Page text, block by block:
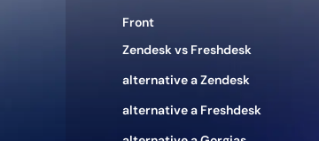
Front
Zendesk vs Freshdesk
alternative a Zendesk
alternative a Freshdesk